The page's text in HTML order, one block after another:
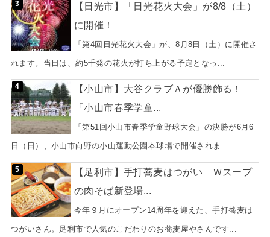
【日光市】「日光花火大会」が8/8（土）
に開催！
「第4回日光花火大会」が、8月8日（土）に開催さ
れます。当日は、約5千発の花火が打ち上がる予定となっ...
【小山市】大谷クラブＡが優勝飾る！
「小山市春季学童...
「第51回小山市春季学童野球大会」の決勝が6月6
日（日）、小山市向野の小山運動公園本球場で開催されま...
【足利市】手打蕎麦はつがい Ｗスープ
の肉そば新登場...
今年９月にオープン14周年を迎えた、手打蕎麦は
つがいさん。足利市で人気のこだわりのお蕎麦屋やさんです...